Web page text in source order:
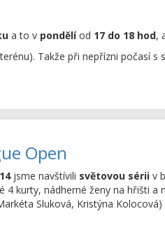
a to v pondělíod 17 do 18 hod,
Takže při nepřízni počasí s
Open
jsme navštívili světovou sérii v
4 kurty, nádherné ženy na hřišti a
Sluková, Kristýna